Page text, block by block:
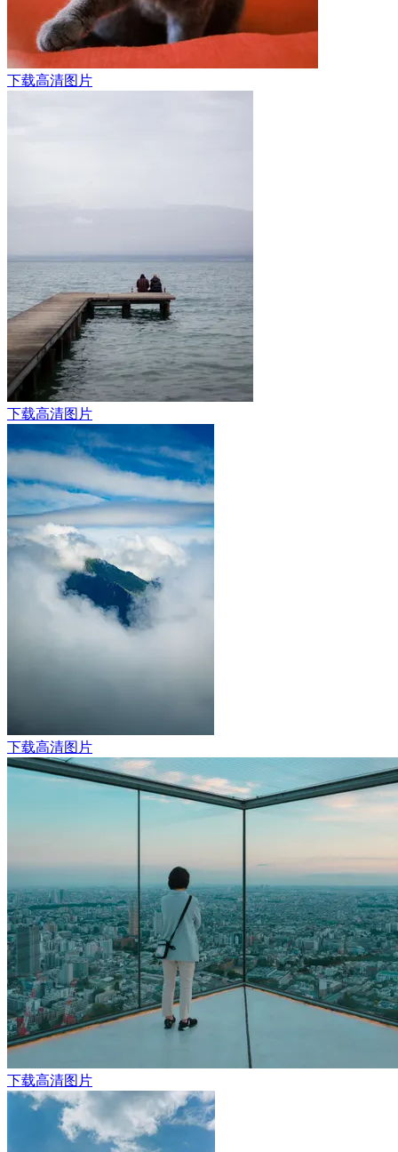
下载高清图片
下载高清图片
下载高清图片
下载高清图片